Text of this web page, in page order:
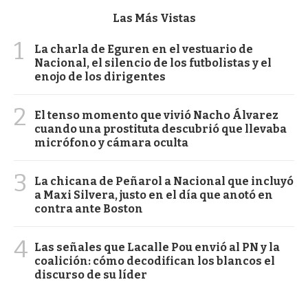
Las Más Vistas
1
La charla de Eguren en el vestuario de
Nacional, el silencio de los futbolistas y el
enojo de los dirigentes
2
El tenso momento que vivió Nacho Álvarez
cuando una prostituta descubrió que llevaba
micrófono y cámara oculta
3
La chicana de Peñarol a Nacional que incluyó
a Maxi Silvera, justo en el día que anotó en
contra ante Boston
4 Las señales que Lacalle Pou envió al PN y la
coalición: cómo decodifican los blancos el
discurso de su líder